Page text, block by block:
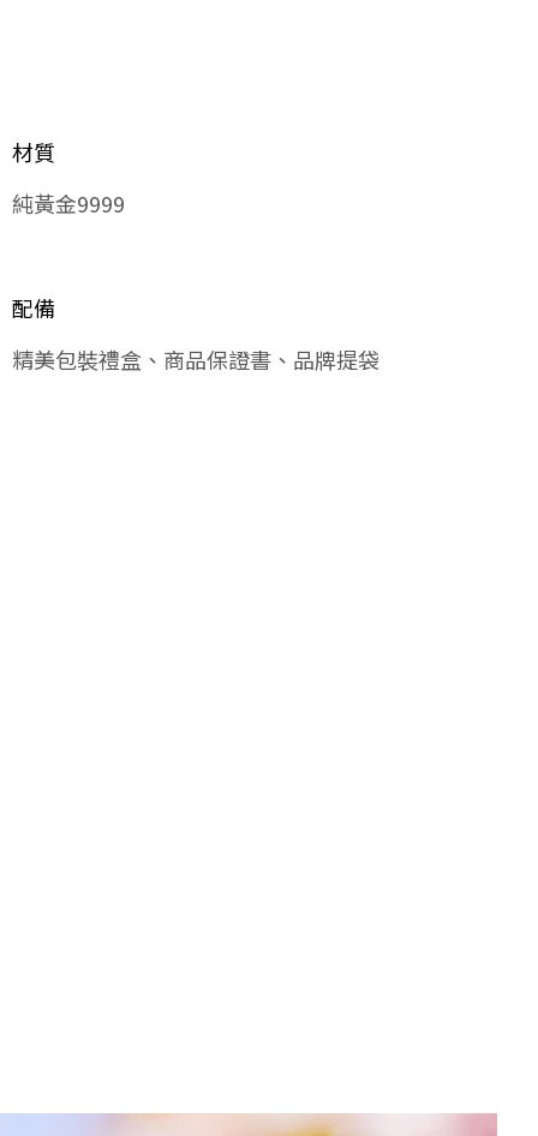
材質
純黃金9999
配備
精美包裝禮盒、商品保證書、品牌提袋